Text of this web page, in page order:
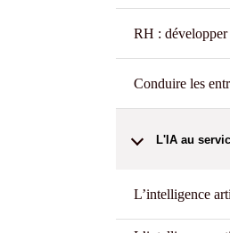
RH : développer
Conduire les
L'IA au
L’intelligence